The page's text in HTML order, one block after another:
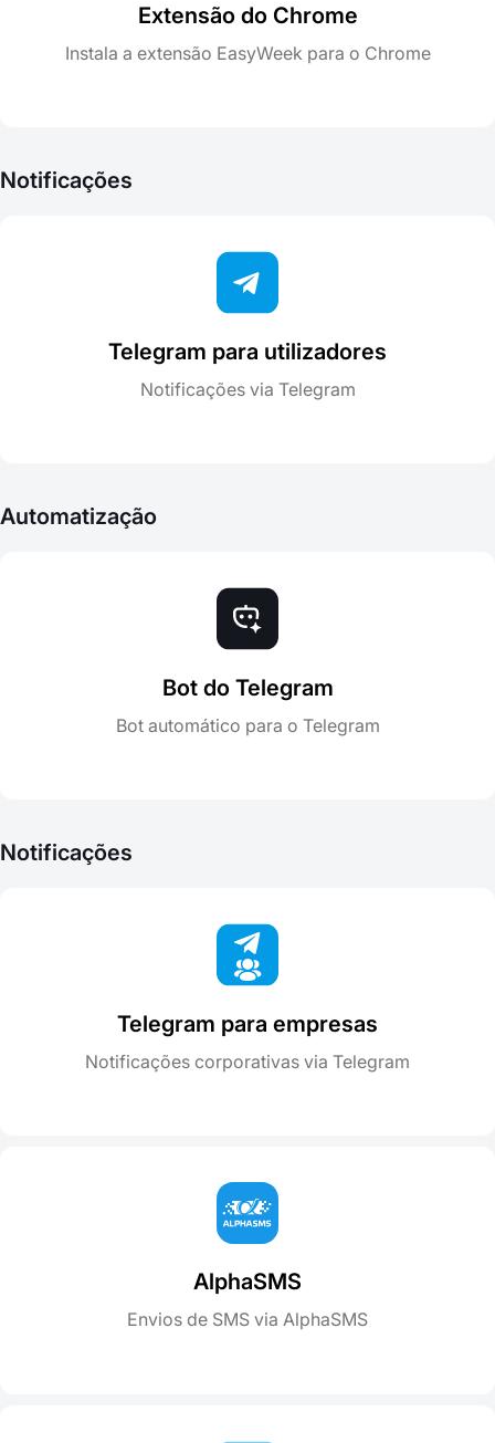
Extensão do Chrome
Instala a extensão EasyWeek para o Chrome
Notificações
Telegram para utilizadores
Notificações via Telegram
Automatização
Bot do Telegram
Bot automático para o Telegram
Notificações
Telegram para empresas
Notificações corporativas via Telegram
AlphaSMS
Envios de SMS via AlphaSMS